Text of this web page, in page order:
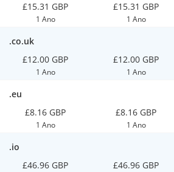
£15.31 GBP
1 Ano
£15.31 GBP
1 Ano
.co.uk
£12.00 GBP
1 Ano
£12.00 GBP
1 Ano
.eu
£8.16 GBP
1 Ano
£8.16 GBP
1 Ano
.io
£46.96 GBP
£46.96 GBP